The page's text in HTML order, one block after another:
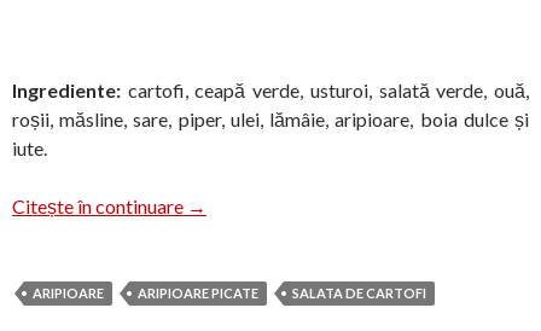
Ingrediente: cartofi, ceapă verde, usturoi, salată verde, ouă,
roșii, măsline, sare, piper, ulei, lămâie, aripioare, boia dulce și
iute.
Citește în continuare Salată de cartofi cu aripioare picante
→
ARIPIOARE ARIPIOARE PICATE SALATA DE CARTOFI